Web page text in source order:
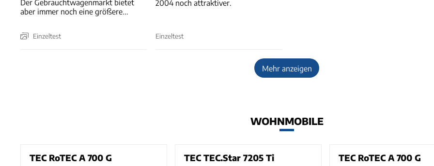
Der Gebrauchtwagenmarkt bietet
aber immer noch eine größere...
Einzeltest
2004 noch attraktiver.
Einzeltest
Mehr anzeigen
WOHNMOBILE
TEC RoTEC A 700 G TEC TEC.Star 7205 Ti TEC RoTEC A 700 G